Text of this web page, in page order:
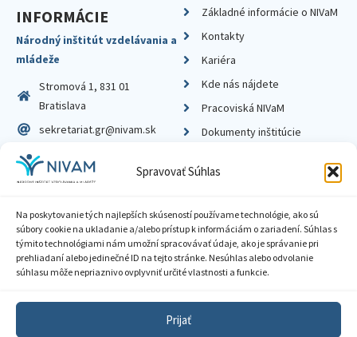
Spravovať Súhlas
Na poskytovanie tých najlepších skúseností používame technológie, ako sú
súbory cookie na ukladanie a/alebo prístup k informáciám o zariadení. Súhlas s
týmito technológiami nám umožní spracovávať údaje, ako je správanie pri
prehliadaní alebo jedinečné ID na tejto stránke. Nesúhlas alebo odvolanie
súhlasu môže nepriaznivo ovplyvniť určité vlastnosti a funkcie.
Prijať
INFORMÁCIE
Národný inštitút vzdelávania a
mládeže
Stromová 1, 831 01
Bratislava
sekretariat.gr@nivam.sk
IČO: 00164348
DIČ: 2020798714
Základné informácie o NIVaM
Kontakty
Kariéra
Kde nás nájdete
Pracoviská NIVaM
Dokumenty inštitúcie
Zásady ochrany súkromia
Sprístupnenie informácií